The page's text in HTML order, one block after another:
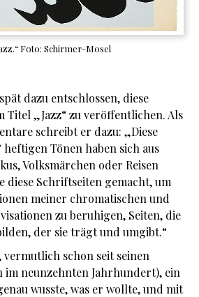
Foto: Schirmer-Mosel
dazu entschlossen, diese
Titel „Jazz“ zu veröffentlichen. Als
schreibt er dazu: „Diese
Tönen haben sich aus
Volksmärchen oder Reisen
diese Schriftseiten gemacht, um
meiner chromatischen und
zu beruhigen, Seiten, die
der sie trägt und umgibt.“
vermutlich schon seit seinen
im neunzehnten Jahrhundert), ein
wusste, was er wollte, und mit